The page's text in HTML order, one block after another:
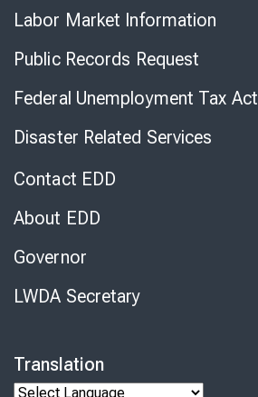
Labor Market Information
Public Records Request
Federal Unemployment Tax Act
Disaster Related Services
Contact EDD
About EDD
Governor
LWDA Secretary
Translation